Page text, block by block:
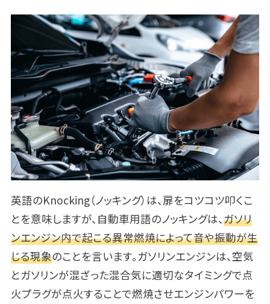
英語のKnocking（ノッキング）は、扉をコツコツ叩くこ
とを意味しますが、自動車用語のノッキングは、ガソリ
ンエンジン内で起こる異常燃焼によって音や振動が生
じる現象のことを言います。ガソリンエンジンは、空気
とガソリンが混ざった混合気に適切なタイミングで点
火プラグが点火することで燃焼させエンジンパワーを